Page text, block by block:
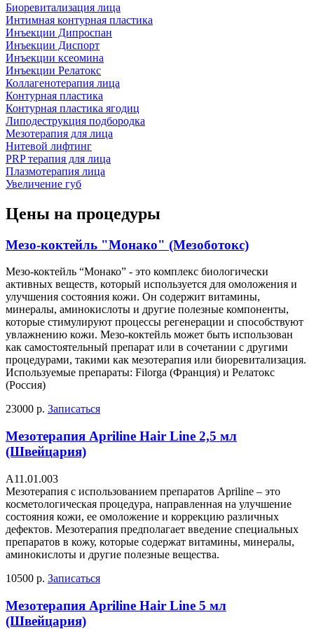
Биоревитализация лица
Интимная контурная пластика
Инъекции Дипроспан
Инъекции Диспорт
Инъекции ксеомина
Инъекции Релатокс
Коллагенотерапия лица
Контурная пластика
Контурная пластика ягодиц
Липодеструкция подбородка
Мезотерапия для лица
Нитевой лифтинг
PRP терапия для лица
Плазмотерапия лица
Увеличение губ
Цены на процедуры
Мезо-коктейль "Монако" (Мезоботокс)
Мезо-коктейль “Монако” - это комплекс биологически
активных веществ, который используется для омоложения и
улучшения состояния кожи. Он содержит витамины,
минералы, аминокислоты и другие полезные компоненты,
которые стимулируют процессы регенерации и способствуют
увлажнению кожи. Мезо-коктейль может быть использован
как самостоятельный препарат или в сочетании с другими
процедурами, такими как мезотерапия или биоревитализация.
Используемые препараты: Filorga (Франция) и Релатокс
(Россия)
23000 р. Записаться
Мезотерапия Apriline Hair Line 2,5 мл
(Швейцария)
А11.01.003
Мезотерапия с использованием препаратов Apriline – это
косметологическая процедура, направленная на улучшение
состояния кожи, ее омоложение и коррекцию различных
дефектов. Мезотерапия предполагает введение специальных
препаратов в кожу, которые содержат витамины, минералы,
аминокислоты и другие полезные вещества.
10500 р. Записаться
Мезотерапия Apriline Hair Line 5 мл
(Швейцария)